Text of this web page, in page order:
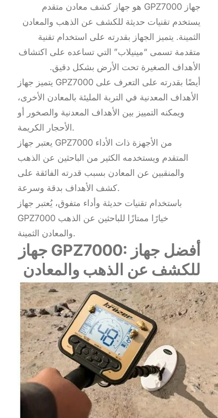
جهاز GPZ7000 هو جهاز كشف معادن متقدم
يستخدم تقنيات حديثة للكشف عن الذهب والمعادن
الثمينة. يتميز الجهاز بقدرته على استخدام تقنية
متقدمة تسمى “مينيلاب” التي تساعده على اكتشاف
الأهداف الصغيرة تحت الأرض بشكل دقيق.
يتميز جهاز GPZ7000 أيضًا بقدرته على التعرف على
الأهداف المعدنية في التربة المليئة بالمعادن الأخرى،
ويمكنه التمييز بين الأهداف المعدنية والصخور أو
الأحجار الكريمة.
يعتبر جهاز GPZ7000 من الأجهزة ذات الأداء
المتقدم ويستخدمه الكثير من الباحثين عن الذهب
والمنقبين عن المعادن بسبب قدرته الفائقة على
كشف الأهداف بدقة وسرعة.
باستخدام تقنيات حديثة وأداء متفوق، يُعتبر جهاز
GPZ7000 خيارًا ممتازًا للباحثين عن الذهب
والمعادن الثمينة.
جهاز GPZ7000: أفضل جهاز
للكشف عن الذهب والمعادن